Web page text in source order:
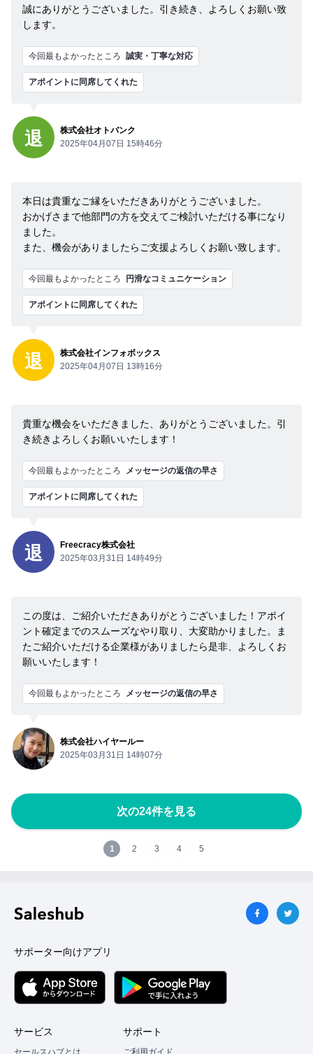
誠にありがとうございました。引き続き、よろしくお願い致
します。
今回最もよかったところ 誠実・丁寧な対応
アポイントに同席してくれた
退
株式会社オトバンク
2025年04月07日 15時46分
本日は貴重なご縁をいただきありがとうございました。
おかげさまで他部門の方を交えてご検討いただける事になり
ました。
また、機会がありましたらご支援よろしくお願い致します。
今回最もよかったところ 円滑なコミュニケーション
アポイントに同席してくれた
退
株式会社インフォボックス
2025年04月07日 13時16分
貴重な機会をいただきました、ありがとうございました。引
き続きよろしくお願いいたします！
今回最もよかったところ メッセージの返信の早さ
アポイントに同席してくれた
退
Freecracy株式会社
2025年03月31日 14時49分
この度は、ご紹介いただきありがとうございました！アポイ
ント確定までのスムーズなやり取り、大変助かりました。ま
たご紹介いただける企業様がありましたら是非、よろしくお
願いいたします！
今回最もよかったところ メッセージの返信の早さ
株式会社ハイヤールー
2025年03月31日 14時07分
次の24件を見る
1 2 3 4 5
サポーター向けアプリ
サービス
セールスハブとは
サポート
ご利用ガイド